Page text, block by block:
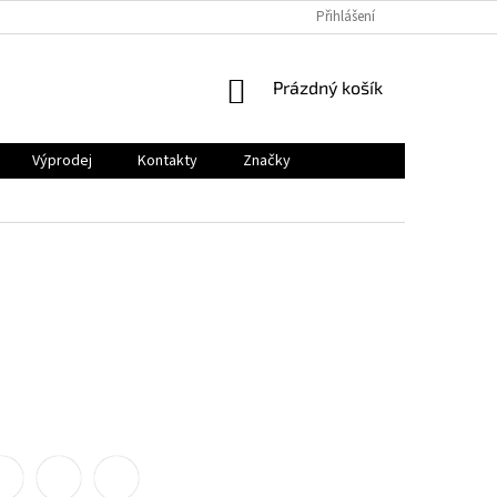
Přihlášení
NÁKUPNÍ
Prázdný košík
Výprodej Kontakty
Značky